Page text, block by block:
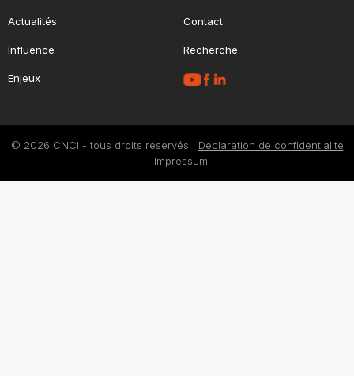
Actualités
Influence
Enjeux
Contact
Recherche
© 2026 CNCI - tous droits réservés Déclaration de confidentialité
Impressum